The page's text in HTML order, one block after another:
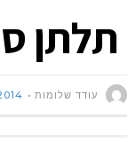
תלתן
עודד שלומות